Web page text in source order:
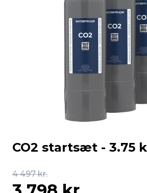
CO2 startsæt - 3.75
4 497 kr.